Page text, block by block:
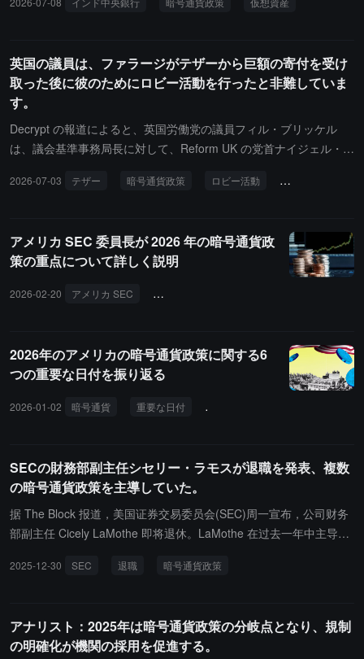
政府が暗号通貨を禁止または規制する政策をまだ策定していないに
2018年にインド準備銀行（RBI）が実質的に暗号通貨を禁止する政
策が無効であると裁判所が判断して以来、インドは暗号通貨をグレ
ーゾーンに置いています。2021年に草案が作成された民間暗号通貨
を禁止することを目的とした立法は議会に提出されておらず、この
問題に関する討論文書も何度も延期されています。政府は正式な仮
の安定性、消費者損失の防止を保護しつつ、革新とリスク管理のバ
英国の議員は、ファラージがテザーから巨額の寄付を受け
取った後に彼のためにロビー活動を行ったと非難していま
す。
Decrypt の報道によると、英国労働党の議員フィル・ブリッケル
は、議会基準事務局長に対して、Reform UK の党首ナイジェル・フ
ファー・ハーボーンからの大額の資金支援を受けた後、英国中央銀
月に英国中央銀行総裁アンドリュー・ベイリーと非公式に会談した
際、中央銀行デジタル通貨「ブリットコイン」の導入を放棄するよ
対したとされています。クリストファー・ハーボーンはテザーの約
0万ポンドの個人贈与を提供し、Reform UKに約1500万ポンドを寄
付したとされています。
2026-07-03 テザー 暗号通貨政策 ロビー活動 ファラージ
アメリカ SEC 委員長が 2026 年の暗号通貨政
策の重点について詳しく説明
2026-02-20 アメリカ SEC ポール・S・アトキンス
2026年のアメリカの暗号通貨政策に関する6
つの重要な日付を振り返る
2026-01-02 暗号通貨 重要な日付
SECの財務部副主任シセリー・ラモスが退職を発表、複数
の暗号通貨政策を主導していた。
据 The Block 报道，美国证券交易委员会(SEC)周一宣布，公司财务
部副主任 Cicely LaMothe 即将退休。LaMothe 在过去一年中主导了
EC 对质押的立场。彼女は 2002 年に SEC の企業財務部に入社し、
しい方向に入る 2 年目にあたります。この期間中、SEC は特定の
暗号 ETF 上場基準を承認し、「暗号プロジェクト」を開始してデ
2025-12-30 SEC 退職 暗号通貨政策
アナリスト：2025年は暗号通貨政策の分岐点となり、規制
の明確化が機関の採用を促進する。